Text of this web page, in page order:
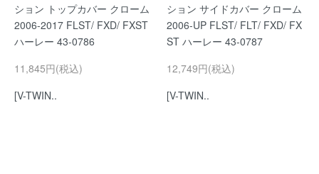
ション トップカバー クローム
2006-2017 FLST/ FXD/ FXST
ハーレー 43-0786
11,845円(税込)
[V-TWIN..
ション サイドカバー クローム
2006-UP FLST/ FLT/ FXD/ FX
ST ハーレー 43-0787
12,749円(税込)
[V-TWIN..